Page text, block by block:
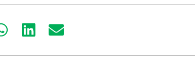
Share
Share
Share